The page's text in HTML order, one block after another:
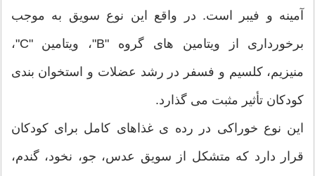
آمینه و فیبر است. در واقع این نوع سویق به موجب
برخورداری از ویتامین های گروه "B"، ویتامین "C"،
منیزیم، کلسیم و فسفر در رشد عضلات و استخوان بندی
کودکان تأثیر مثبت می گذارد.
این نوع خوراکی در رده ی غذاهای کامل برای کودکان
قرار دارد که متشکل از سویق عدس، جو، نخود، گندم،